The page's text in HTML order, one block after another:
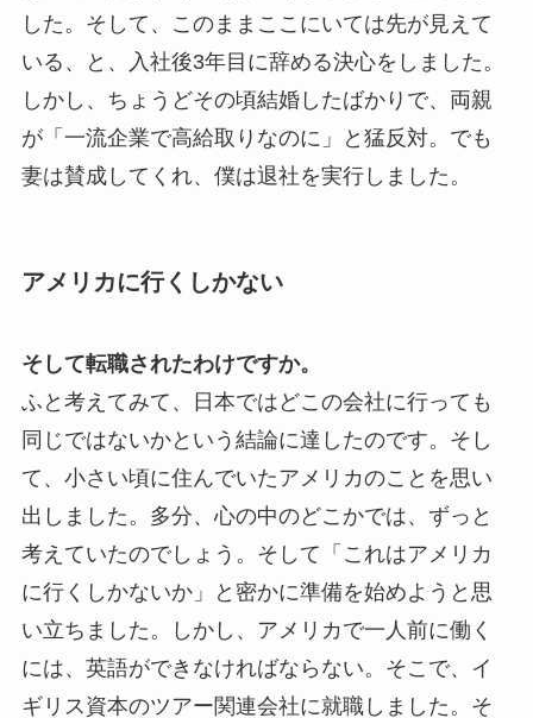
した。そして、このままここにいては先が見えて
いる、と、入社後3年目に辞める決心をしました。
しかし、ちょうどその頃結婚したばかりで、両親
が「一流企業で高給取りなのに」と猛反対。でも
妻は賛成してくれ、僕は退社を実行しました。
アメリカに行くしかない
そして転職されたわけですか。
ふと考えてみて、日本ではどこの会社に行っても
同じではないかという結論に達したのです。そし
て、小さい頃に住んでいたアメリカのことを思い
出しました。多分、心の中のどこかでは、ずっと
考えていたのでしょう。そして「これはアメリカ
に行くしかないか」と密かに準備を始めようと思
い立ちました。しかし、アメリカで一人前に働く
には、英語ができなければならない。そこで、イ
ギリス資本のツアー関連会社に就職しました。そ